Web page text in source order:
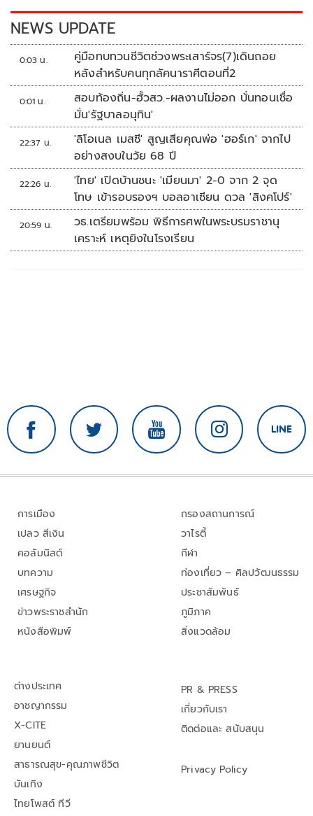
k k
NEWS UPDATE
0:03 น.
คู่มือทบทวนชีวิตช่วงพระเสาร์จร(7)เดินถอย
หลังสำหรับคนทุกลัคนาราศีตอนที่2
0:01 น.
สอบท้องถิ่น-ฮั้วสว.-ผลงานไม่ออก บั่นทอนเชื่อ
มั่น'รัฐบาลอนุทิน'
22:37 น.
'ลิโอเนล เมสซี' สูญเสียคุณพ่อ 'ฮอร์เก' จากไป
อย่างสงบในวัย 68 ปี
22:26 น.
'ไทย' เปิดบ้านชนะ 'เมียนมา' 2-0 จาก 2 จุด
โทษ เข้ารอบรองฯ บอลอาเซียน ดวล 'สิงคโปร์'
20:59 น.
วธ.เตรียมพร้อม พิธีการศพในพระบรมราชานุ
เคราะห์ เหตุยิงในโรงเรียน
การเมือง
เปลว สีเงิน
คอลัมนิสต์
บทความ
เศรษฐกิจ
ข่าวพระราชสำนัก
หนังสือพิมพ์
กรองสถานการณ์
วาไรตี้
กีฬา
ท่องเที่ยว – ศิลปวัฒนธรรม
ประชาสัมพันธ์
ภูมิภาค
สิ่งแวดล้อม
ต่างประเทศ
อาชญากรรม
X-CITE
ยานยนต์
สาธารณสุข-คุณภาพชีวิต
บันเทิง
ไทยโพสต์ ทีวี
PR & PRESS
เกี่ยวกับเรา
ติดต่อและ สนับสนุน
Privacy Policy